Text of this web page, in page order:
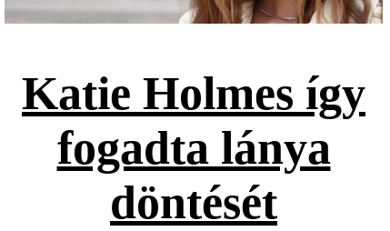
Katie Holmes így
fogadta lánya
döntését